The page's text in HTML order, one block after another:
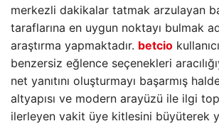
merkezli dakikalar tatmak arzulayan
taraflarına en uygun noktayı bulmak
araştırma yapmaktadır. betcio
benzersiz eğlence seçenekleri
net yanıtını oluşturmayı başarmış
altyapısı ve modern arayüzü ile ilgi
ilerleyen vakit üye kitlesini büyüterek